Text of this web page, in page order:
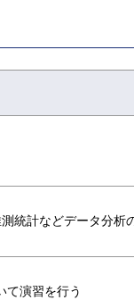
統計などデータ分析
て演習を行う